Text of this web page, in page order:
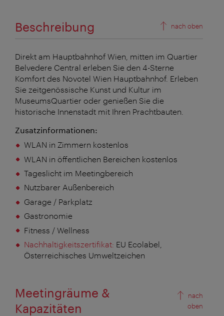
Beschreibung nach oben
Direkt am Hauptbahnhof Wien, mitten im Quartier
Belvedere Central erleben Sie den 4-Sterne
Komfort des Novotel Wien Hauptbahnhof. Erleben
Sie zeitgenössische Kunst und Kultur im
MuseumsQuartier oder genießen Sie die
historische Innenstadt mit Ihren Prachtbauten.
Zusatzinformationen:
WLAN in Zimmern kostenlos
WLAN in öffentlichen Bereichen kostenlos
Tageslicht im Meetingbereich
Nutzbarer Außenbereich
Garage / Parkplatz
Gastronomie
Fitness / Wellness
Nachhaltigkeitszertifikat: EU Ecolabel,
Österreichisches Umweltzeichen
Meetingräume &
Kapazitäten
nach
oben